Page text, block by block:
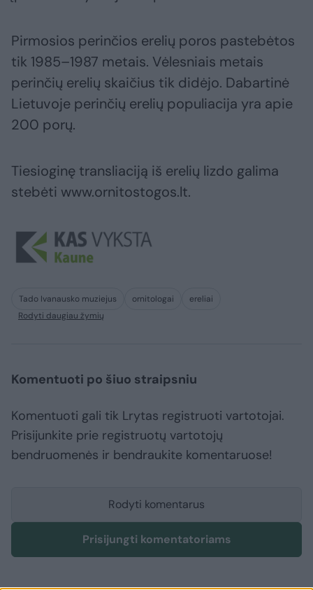
Pirmosios perinčios erelių poros pastebėtos
tik 1985–1987 metais. Vėlesniais metais
perinčių erelių skaičius tik didėjo. Dabartinė
Lietuvoje perinčių erelių populiacija yra apie
200 porų.
Tiesioginę transliaciją iš erelių lizdo galima
stebėti www.ornitostogos.lt.
Tado Ivanausko muziejus ornitologai
ereliai
Rodyti daugiau žymių
Komentuoti po šiuo straipsniu
Komentuoti gali tik Lrytas registruoti vartotojai.
Prisijunkite prie registruotų vartotojų
bendruomenės ir bendraukite komentaruose!
Rodyti komentarus
Prisijungti komentatoriams